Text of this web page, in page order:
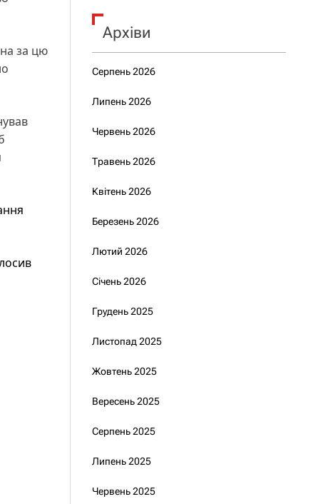
за цю
Архіви
Серпень 2026
Липень 2026
Червень 2026
Травень 2026
Квітень 2026
Березень 2026
Лютий 2026
Січень 2026
Грудень 2025
Листопад 2025
Жовтень 2025
Вересень 2025
Серпень 2025
Липень 2025
Червень 2025